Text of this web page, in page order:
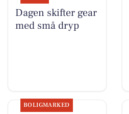
Dagen skifter gear
med små dryp
BOLIGMARKED